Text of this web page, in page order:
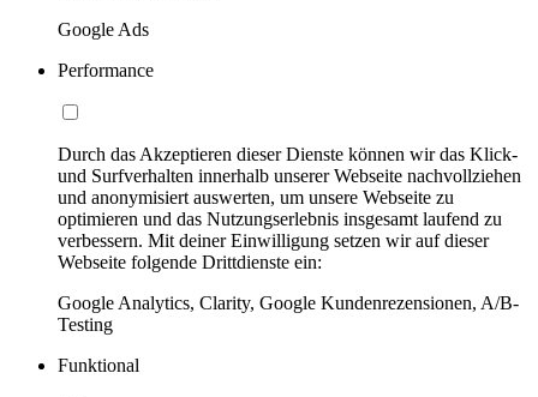
Google Ads
Performance
Durch das Akzeptieren dieser Dienste können wir das Klick-
und Surfverhalten innerhalb unserer Webseite nachvollziehen
und anonymisiert auswerten, um unsere Webseite zu
optimieren und das Nutzungserlebnis insgesamt laufend zu
verbessern. Mit deiner Einwilligung setzen wir auf dieser
Webseite folgende Drittdienste ein:
Google Analytics, Clarity, Google Kundenrezensionen, A/B-
Testing
Funktional